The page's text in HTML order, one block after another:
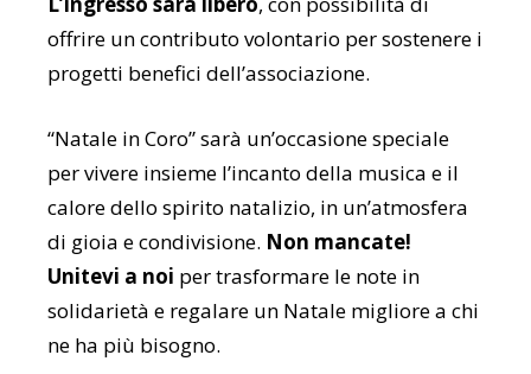
offrire un contributo volontario per sostenere i
progetti benefici dell’associazione.
“Natale in Coro” sarà un’occasione speciale
per vivere insieme l’incanto della musica e il
calore dello spirito natalizio, in un’atmosfera
di gioia e condivisione. Non mancate!
Unitevi a noi per trasformare le note in
solidarietà e regalare un Natale migliore a chi
ne ha più bisogno.